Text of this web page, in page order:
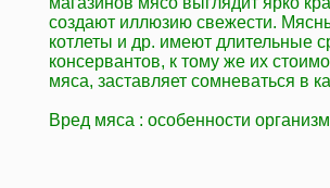
создают иллюзию свежести.
котлеты и др. имеют длительные
консервантов, к тому же их
мяса, заставляет сомневаться в
Вред мяса : особенности